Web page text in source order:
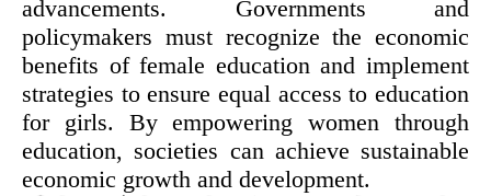
advancements. Governments and
policymakers must recognize the economic
benefits of female education and implement
strategies to ensure equal access to education
for girls. By empowering women through
education, societies can achieve sustainable
economic growth and development.